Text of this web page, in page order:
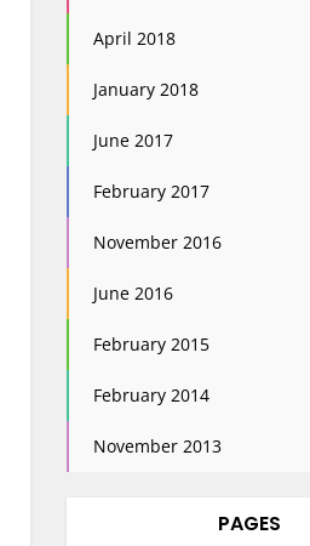
April 2018
January 2018
June 2017
February 2017
November 2016
June 2016
February 2015
February 2014
November 2013
PAGES